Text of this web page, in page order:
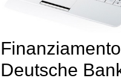
Deutsche